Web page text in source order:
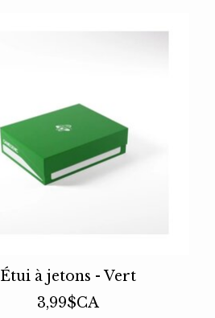
Étui à jetons - Vert
3,99$CA